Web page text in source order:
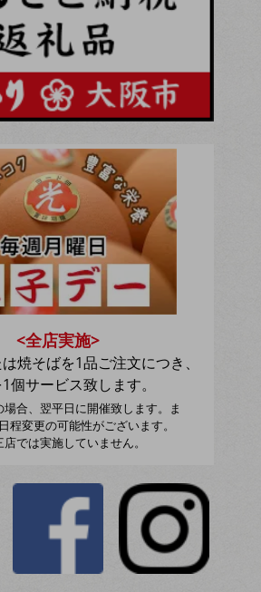
<全店実施>
焼そばを1品ご注文につき、
個サービス致します。
合、翌平日に開催致します。ま
程変更の可能性がございます。
では実施していません。